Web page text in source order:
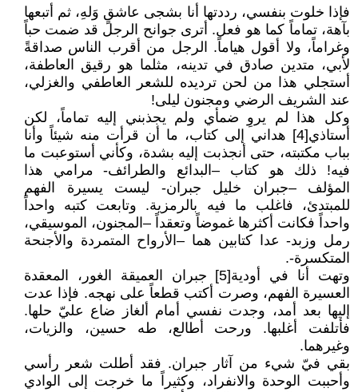
فإذا خلوت بنفسي، رددتها أنا بشجى عاشقٍ وَلهِ، ثم أتبعها
بآهة، تماماً كما هو فعل. أترى جوانح الرجل قد ضمت حباً
وغراماً، ولا أقول هياماً. الرجل من أقرب الناس صداقةً
لأبي، متدين صادق في تدينه، مثلما هو رقيق العاطفة،
أستجلي هذا من لحن ترديده للشعر العاطفي والغزلي،
عند الشريف الرضي ومجنون ليلى!
وكل هذا لم يروِ ضمأي ولم يجذبني إليه تماماً، لكن
أستاذي[4] هداني إلى كتاب، ما أن قرأت منه شيئاً وأنا
بباب مكتبته، حتى أنجذبت إليه بشدة، وكأني أستوعبت ما
فيه! ذلك هو كتاب –البدائع والطرائف- مرامي هذا
المؤلف –جبران خليل جبران- ليست يسيرة الفهم
للمبتدئ، فاغلب ما فيه بالرمزية. وتابعت كتبه واحداً
واحداً فكانت أكثرها غموضاً وتعقداً –المجنون، الموسيقي،
رمل وزبد- عدا كتابين هما –الأرواح المتمردة والأجنحة
المتكسرة-.
وتهت أنا في أودية[5] جبران العميقة الغور، المعقدة
العسيرة الفهم، وصرت أكتب قطعاً على نهجه. فإذا عدت
إليها بعد أمد، وجدت نفسي أمام ألغاز ضاع عليّ حلها.
فأتلفت أغلبها. ورحت أطالع، طه حسين، والزيات،
وغيرهما.
بقي فيّ شيء من آثار جبران. فقد أطلت شعر رأسي
وأحببت الوحدة والانفراد، وكثيراً ما خرجت إلى الوادي